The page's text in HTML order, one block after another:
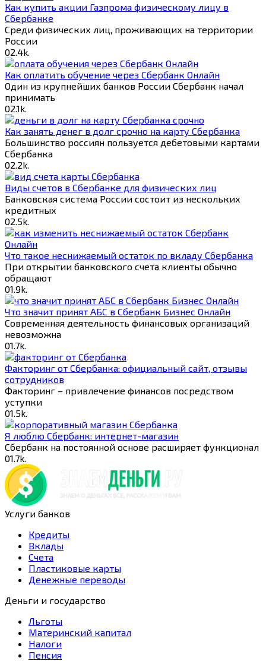
Как купить акции Газпрома физическому лицу в
Сбербанке
Среди физических лиц, проживающих на территории
России
02.4k.
Как оплатить обучение через Сбербанк Онлайн
Один из крупнейших банков России Сбербанк начал
принимать
02.1k.
Как занять денег в долг срочно на карту Сбербанка
Большинство россиян пользуется дебетовыми картами
Сбербанка
02.2k.
Виды счетов в Сбербанке для физических лиц
Банковская система России состоит из нескольких
кредитных
02.5k.
Что такое неснижаемый остаток по вкладу Сбербанка
При открытии банковского счета клиенты обычно
обращают
01.9k.
Что значит принят АБС в Сбербанк Бизнес Онлайн
Современная деятельность финансовых организаций
невозможна
01.7k.
Факторинг от Cбербанка: официальный сайт, отзывы
сотрудников
Факторинг – привлечение финансов посредством
уступки
01.5k.
Я люблю Сбербанк: интернет-магазин
Сбербанк на постоянной основе расширяет функционал
01.7k.
Услуги банков
Кредиты
Вклады
Счета
Пластиковые карты
Денежные переводы
Деньги и государство
Льготы
Материнский капитал
Налоги
Пенсия